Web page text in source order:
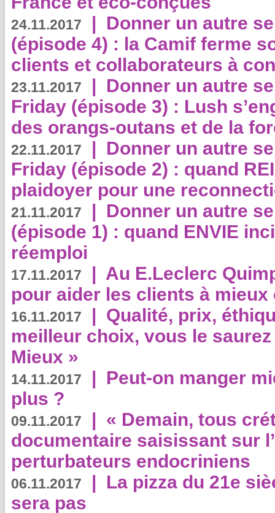
24.11.2017 | Donner un autre
(épisode 4) : la Camif ferme
clients et collaborateurs à
23.11.2017 | Donner un autre
Friday (épisode 3) : Lush
des orangs-outans et de la
22.11.2017 | Donner un autre
Friday (épisode 2) : quand
plaidoyer pour une
21.11.2017 | Donner un autre
(épisode 1) : quand ENVIE
réemploi
17.11.2017 | Au E.Leclerc
pour aider les clients à
16.11.2017 | Qualité, prix,
meilleur choix, vous le
Mieux »
14.11.2017 | Peut-on manger
plus ?
09.11.2017 | « Demain, tous
documentaire saisissant sur
perturbateurs endocriniens
06.11.2017 | La pizza du 21e
sera pas